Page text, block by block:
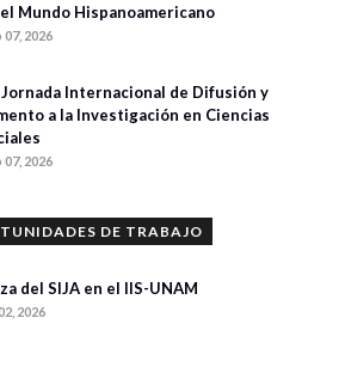
Mundo Hispanoamericano
07, 2026
Internacional de Difusión y
a la Investigación en Ciencias
07, 2026
DE TRABAJO
del SIJA en el IIS-UNAM
2026